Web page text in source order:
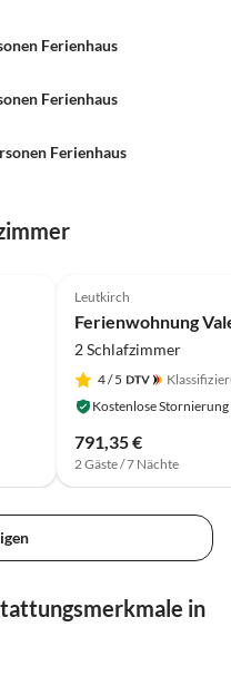
Ferienhaus
Ferienhaus
Ferienhaus
Leutkirch
Ferienwohnung
2 Schlafzimmer
4/ 5
Kostenlose Stornierung
791,35 €
2 Gäste / 7 Nächte
in